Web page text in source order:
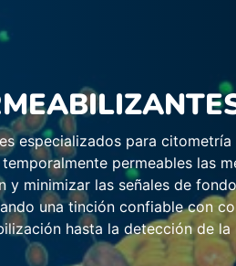
especializados para
permeables las
y minimizar las señales de
una tinción confiable con
hasta la detección de la